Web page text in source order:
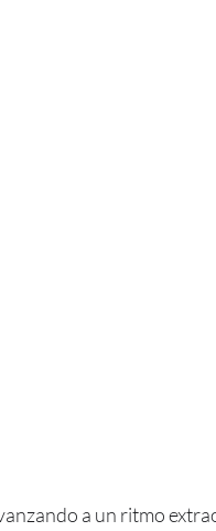
a un ritmo